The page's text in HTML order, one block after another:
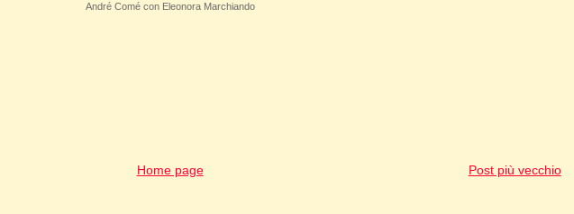
André Comé con Eleonora Marchiando
Post più vecchio
Home page